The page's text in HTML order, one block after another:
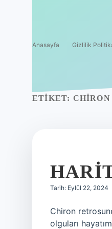
Anasayfa Gizlilik
ETIKET:
Tarih: Eylül 22, 2024
Chiron
olguları